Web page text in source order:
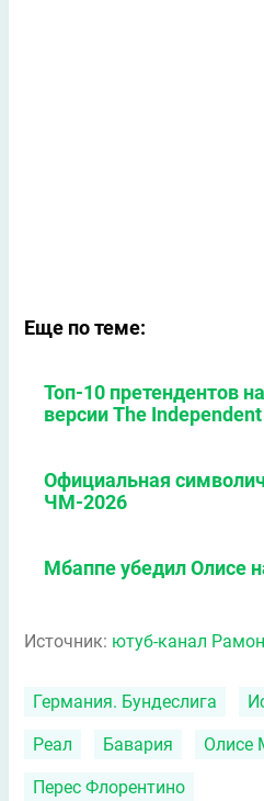
Еще по теме:
Топ-10 претендентов
версии The Independent
Официальная
ЧМ-2026
Мбаппе убедил Олисе
Источник: ютуб-канал
Германия. Бундеслига
Реал Бавария Олисе
Перес Флорентино